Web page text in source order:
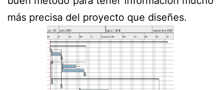
más precisa del proyecto que diseñes.